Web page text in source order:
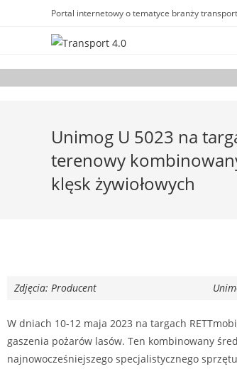
Portal internetowy o tematyce branży
Unimog U 5023 na
terenowy
klęsk żywiołowych
Zdjęcia: Producent
W dniach 10-12 maja 2023 na targach
gaszenia pożarów lasów. Ten kombinowany
najnowocześniejszego specjalistycznego